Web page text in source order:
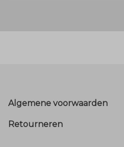
Footer
Algemene voorwaarden
Retourneren